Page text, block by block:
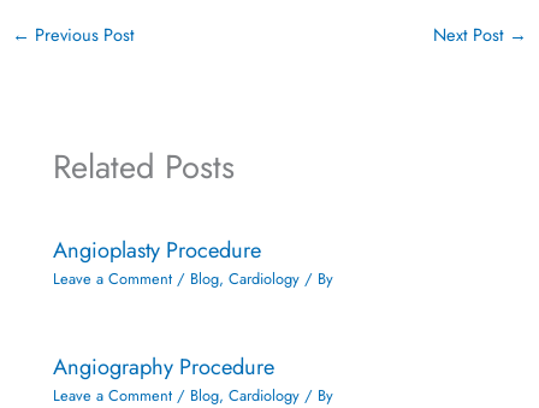
← Previous Post Next Post →
Related Posts
Angioplasty Procedure
Leave a Comment / Blog,Cardiology / By
Angiography Procedure
Leave a Comment / Blog,Cardiology / By